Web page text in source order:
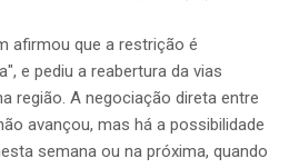
afirmou que a restrição é
e pediu a reabertura da vias
região. A negociação direta entre
avançou, mas há a possibilidade
semana ou na próxima, quando